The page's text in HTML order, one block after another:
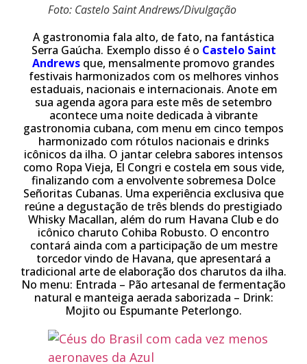
Foto: Castelo Saint Andrews/Divulgação
A gastronomia fala alto, de fato, na fantástica
Serra Gaúcha. Exemplo disso é o Castelo Saint
Andrews que, mensalmente promovo grandes
festivais harmonizados com os melhores vinhos
estaduais, nacionais e internacionais. Anote em
sua agenda agora para este mês de setembro
acontece uma noite dedicada à vibrante
gastronomia cubana, com menu em cinco tempos
harmonizado com rótulos nacionais e drinks
icônicos da ilha. O jantar celebra sabores intensos
como Ropa Vieja, El Congri e costela em sous vide,
finalizando com a envolvente sobremesa Dolce
Señoritas Cubanas. Uma experiência exclusiva que
reúne a degustação de três blends do prestigiado
Whisky Macallan, além do rum Havana Club e do
icônico charuto Cohiba Robusto. O encontro
contará ainda com a participação de um mestre
torcedor vindo de Havana, que apresentará a
tradicional arte de elaboração dos charutos da ilha.
No menu: Entrada – Pão artesanal de fermentação
natural e manteiga aerada saborizada – Drink:
Mojito ou Espumante Peterlongo.